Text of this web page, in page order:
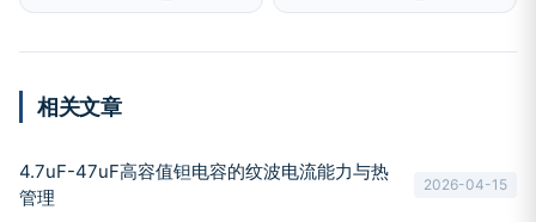
相关文章
4.7uF-47uF高容值钽电容的纹波电流能力与热
管理
2026-04-15